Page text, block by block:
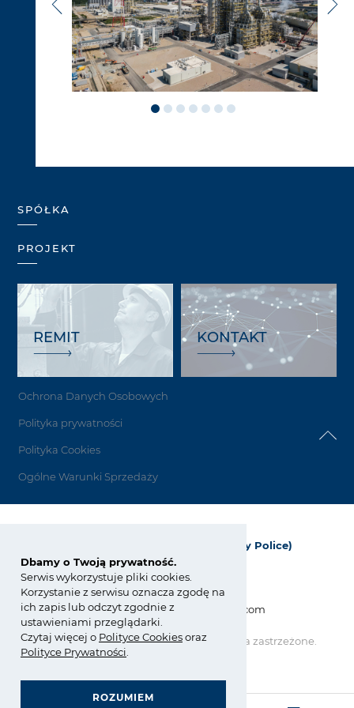
Dbamy o Twoją prywatność.
Serwis wykorzystuje pliki cookies.
Korzystanie z serwisu oznacza zgodę na
ich zapis lub odczyt zgodnie z
ustawieniami przeglądarki.
Czytaj więcej o PolityceCookiesoraz
Polityce Prywatności
ROZUMIEM
SPÓŁKA
PROJEKT
REMIT KONTAKT
Ochrona Danych Osobowych
Polityka prywatności
Polityka Cookies
Ogólne Warunki Sprzedaży
Grupa Azoty Polyolefins (Polimery Police)
ul. Kuźnicka 1
72-010 Police; Polska
info_polyolefins@grupaazoty.com
Copyright © Grupa Azoty. Wszelkie prawa zastrzeżone.